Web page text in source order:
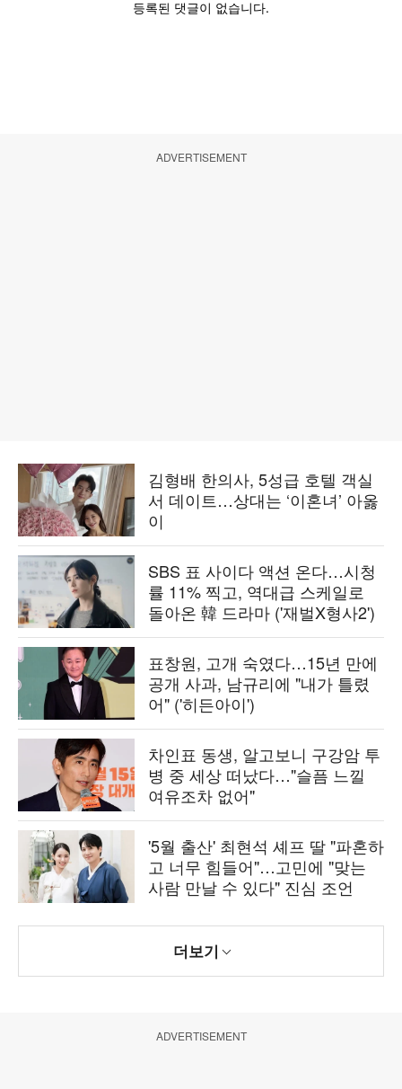
ADVERTISEMENT
김형배 한의사, 5성급 호텔 객실
서 데이트…상대는 ‘이혼녀’ 아옳
이
SBS 표 사이다 액션 온다…시청
률 11% 찍고, 역대급 스케일로
돌아온 韓 드라마 ('재벌X형사2')
표창원, 고개 숙였다…15년 만에
공개 사과, 남규리에 "내가 틀렸
어" ('히든아이')
차인표 동생, 알고보니 구강암 투
병 중 세상 떠났다…"슬픔 느낄
여유조차 없어"
'5월 출산' 최현석 셰프 딸 "파혼하
고 너무 힘들어"…고민에 "맞는
사람 만날 수 있다" 진심 조언
더보기
ADVERTISEMENT